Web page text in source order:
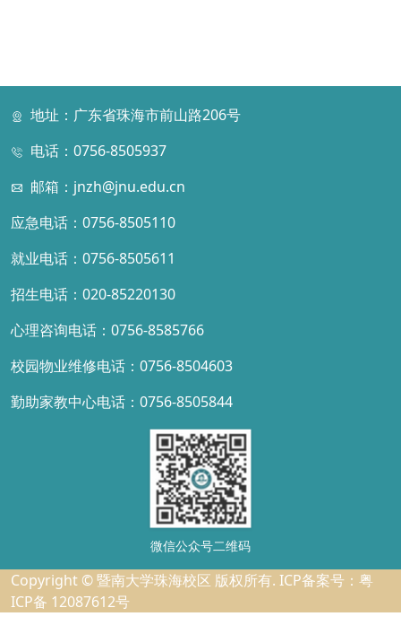
地址：广东省珠海市前山路206号
电话：0756-8505937
邮箱：jnzh@jnu.edu.cn
应急电话：0756-8505110
就业电话：0756-8505611
招生电话：020-85220130
心理咨询电话：0756-8585766
校园物业维修电话：0756-8504603
勤助家教中心电话：0756-8505844
微信公众号二维码
Copyright © 暨南大学珠海校区 版权所有. ICP备案号：粤
ICP备 12087612号